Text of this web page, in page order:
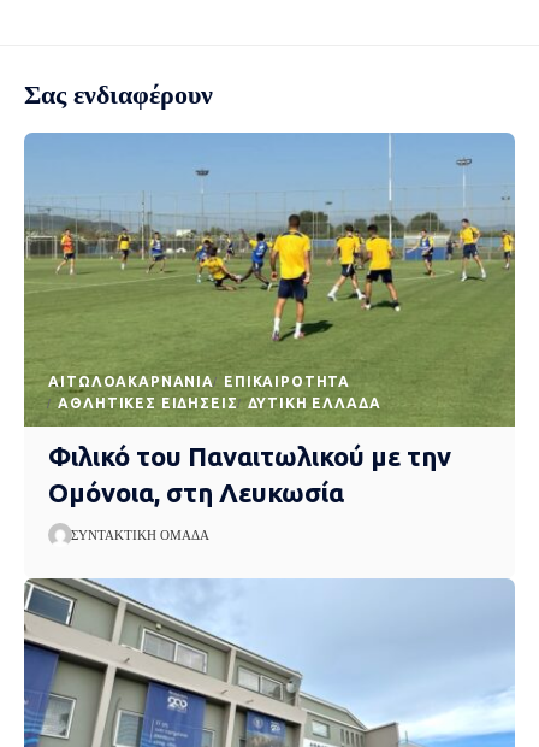
Σας ενδιαφέρουν
AΙΤΩΛΟΑΚΑΡΝΑΝΊΑ
EΠΙΚΑΙΡΌΤΗΤΑ
ΑΘΛΗΤΙΚΈΣ ΕΙΔΉΣΕΙΣ
ΔΥΤΙΚΉ ΕΛΛΆΔΑ
Φιλικό του Παναιτωλικού με την
Ομόνοια, στη Λευκωσία
ΣΥΝΤΑΚΤΙΚΉ ΟΜΆΔΑ